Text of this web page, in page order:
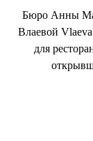
Бюро Анны
Влаевой
для